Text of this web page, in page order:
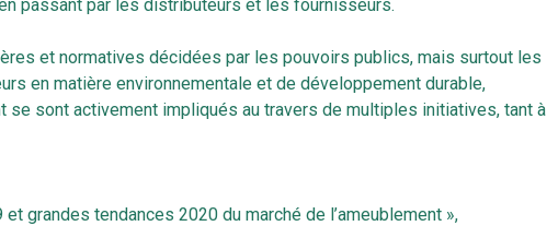
passant par les distributeurs et les fournisseurs.
et normatives décidées par les pouvoirs publics, mais surtout les
en matière environnementale et de développement durable,
se sont activement impliqués au travers de multiples initiatives, tant à
grandes tendances 2020 du marché de l’ameublement »,